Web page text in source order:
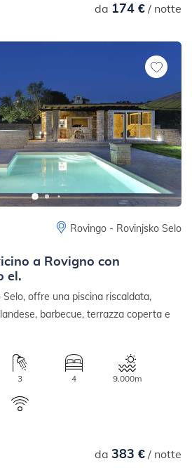
da 174 €/ notte
Rovingo - Rovinjsko Selo
a Rovigno con
el.
offre una piscina riscaldata,
barbecue, terrazza coperta e
3 4 9.000m
da 383 €/ notte